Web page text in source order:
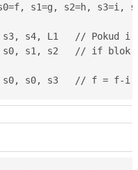
s1=g, s2=h, s3=i,
s3, s4, L1   // Pokud
s0, s1, s2   // if
s0, s3   // f = f-i